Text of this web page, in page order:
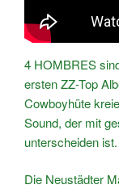
4 HOMBRES
ersten ZZ-Top
Cowboyhüte
Sound, der mit
unterscheiden ist.
Die Neustädter